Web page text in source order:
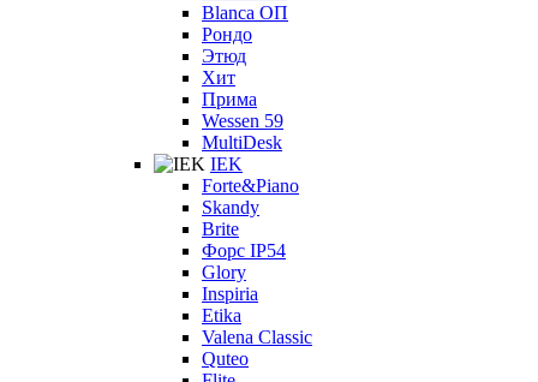
Blanca ОП
Рондо
Этюд
Хит
Прима
Wessen 59
MultiDesk
IEK
Forte&Piano
Skandy
Brite
Форс IP54
Glory
Inspiria
Etika
Valena Classic
Quteo